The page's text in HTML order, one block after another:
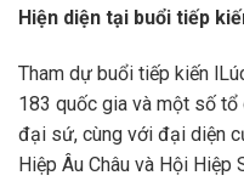
Hiện diện tại buổi tiếp
Tham dự buổi tiếp kiến
183 quốc gia và một số tổ
đại sứ, cùng với đại diện
Hiệp Âu Châu và Hội